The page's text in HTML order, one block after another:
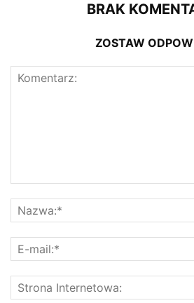
BRAK
ZOSTAW